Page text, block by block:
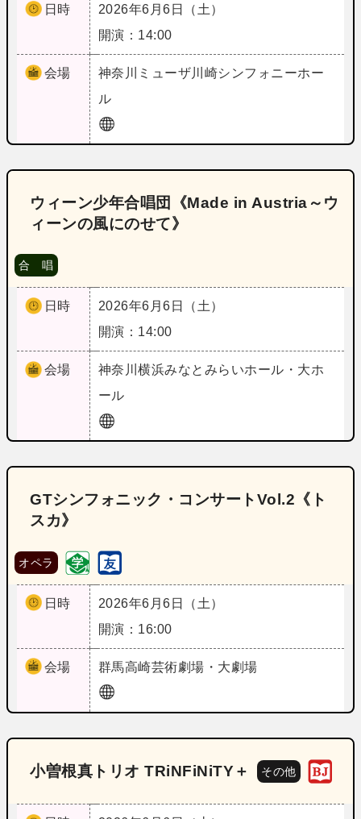
日時
2026年6月6日（土）
開演：14:00
会場 神奈川
ミューザ川崎シンフォニーホー
ル
ウィーン少年合唱団《Made in Austria～ウ
ィーンの風にのせて》
合 唱
日時
2026年6月6日（土）
開演：14:00
会場 神奈川横浜みなとみらいホール・大ホ
ール
GTシンフォニック・コンサートVol.2《ト
スカ》
オペラ
日時
2026年6月6日（土）
開演：16:00
会場 群馬高崎芸術劇場・大劇場
小曽根真トリオ TRiNFiNiTY＋ その他